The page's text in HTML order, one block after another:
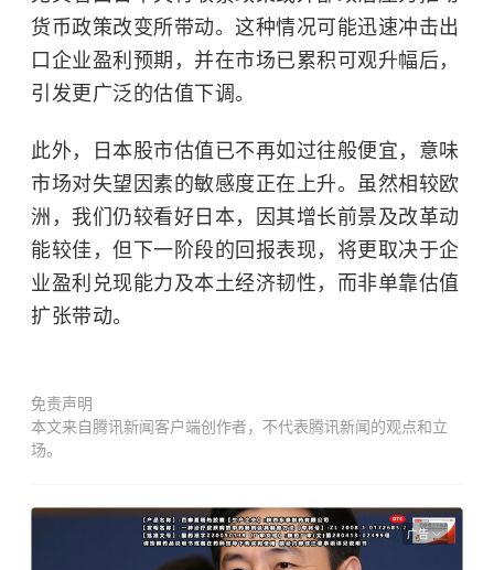
货币政策改变所带动。这种情况可能迅速冲击出
口企业盈利预期，并在市场已累积可观升幅后，
引发更广泛的估值下调。
此外，日本股市估值已不再如过往般便宜，意味
市场对失望因素的敏感度正在上升。虽然相较欧
洲，我们仍较看好日本，因其增长前景及改革动
能较佳，但下一阶段的回报表现，将更取决于企
业盈利兑现能力及本土经济韧性，而非单靠估值
扩张带动。
免责声明
本文来自腾讯新闻客户端创作者，不代表腾讯新闻的观点和立
场。
广告